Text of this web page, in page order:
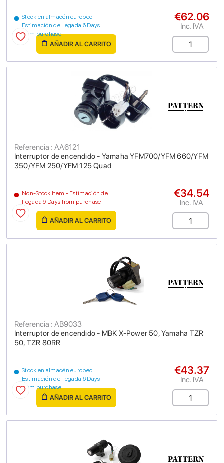
Stock en almacén europeo
Estimación de llegada 6 Days
from purchase
€62.06
Inc. IVA
AÑADIR AL CARRITO
Interruptor de encendido - Yamaha YFM700/YFM 660/YFM
350/YFM 250/YFM 125 Quad
Referencia : AA6121
Non-Stock Item - Estimación de
llegada 9 Days from purchase
€34.54
Inc. IVA
AÑADIR AL CARRITO
Interruptor de encendido - MBK X-Power 50, Yamaha TZR
50, TZR 80RR
Referencia : AB9033
Stock en almacén europeo
Estimación de llegada 6 Days
from purchase
€43.37
Inc. IVA
AÑADIR AL CARRITO